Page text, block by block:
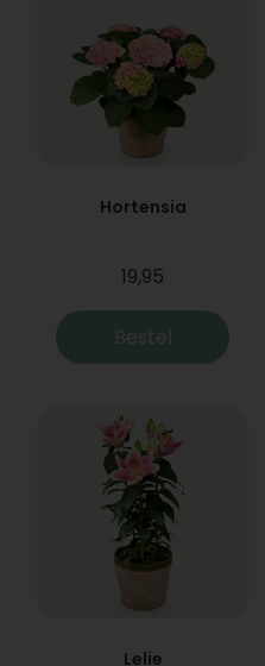
Hortensia
19,95
Bestel
Lelie